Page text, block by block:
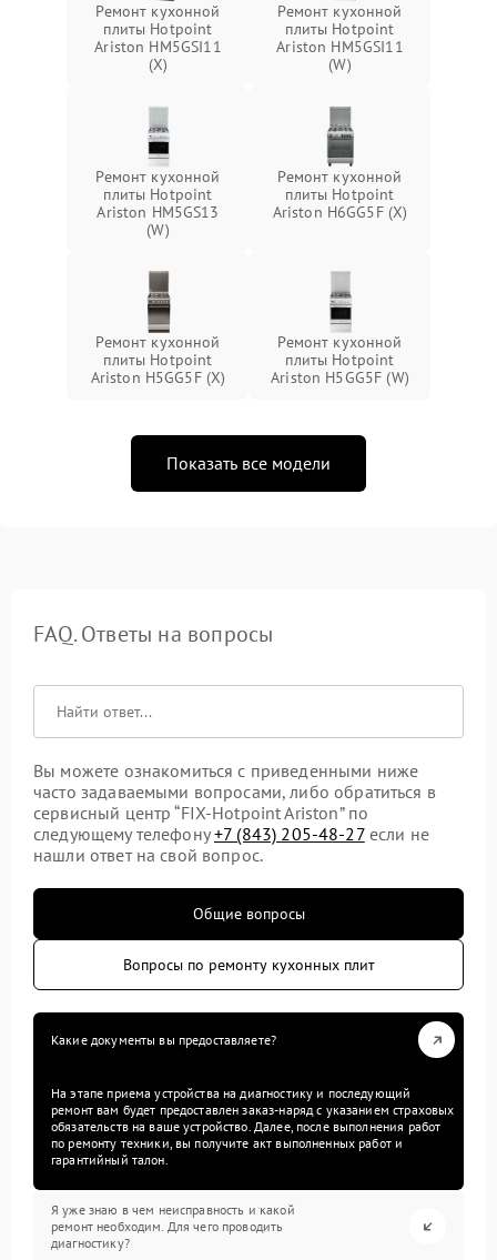
Ремонт кухонной
плиты Hotpoint
Ariston HM5GSI11
(X)
Ремонт кухонной
плиты Hotpoint
Ariston HM5GSI11
(W)
Ремонт кухонной
плиты Hotpoint
Ariston HM5GS13
(W)
Ремонт кухонной
плиты Hotpoint
Ariston H6GG5F (X)
Ремонт кухонной
плиты Hotpoint
Ariston H5GG5F (X)
Ремонт кухонной
плиты Hotpoint
Ariston H5GG5F (W)
Показать все модели
FAQ. Ответы на вопросы
Вы можете ознакомиться с приведенными ниже
часто задаваемыми вопросами, либо обратиться в
сервисный центр “FIX-Hotpoint Ariston” по
следующему телефону+7 (843) 205-48-27если не
нашли ответ на свой вопрос.
Общие вопросы
Вопросы по ремонту кухонных плит
Какие документы вы предоставляете?
На этапе приема устройства на диагностику и последующий
ремонт вам будет предоставлен заказ-наряд с указанием страховых
обязательств на ваше устройство. Далее, после выполнения работ
по ремонту техники, вы получите акт выполненных работ и
гарантийный талон.
Я уже знаю в чем неисправность и какой
ремонт необходим. Для чего проводить
диагностику?